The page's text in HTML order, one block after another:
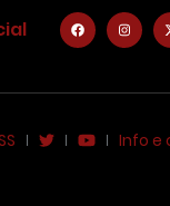
Info e